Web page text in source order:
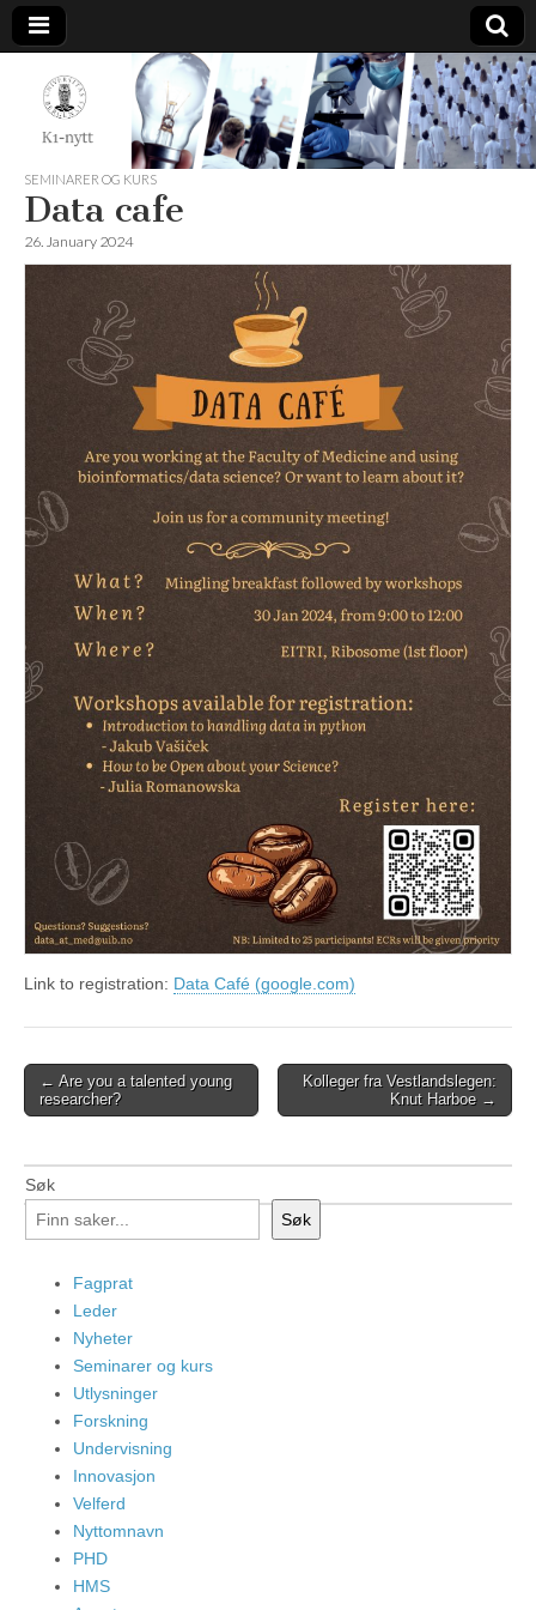
K1-
Nytt
SEMINARER OG KURS
Data cafe
26. January 2024
Link to registration: Data Café (google.com)
Post
navigation
← Are you a talented young
researcher?
Kolleger fra Vestlandslegen:
Knut Harboe →
Søk
Søk
Fagprat
Leder
Nyheter
Seminarer og kurs
Utlysninger
Forskning
Undervisning
Innovasjon
Velferd
Nyttomnavn
PHD
HMS